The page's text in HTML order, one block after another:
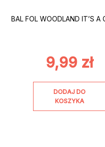
BAL FOL WOODLAND IT’S A
9,99 zł
DODAJ DO
KOSZYKA